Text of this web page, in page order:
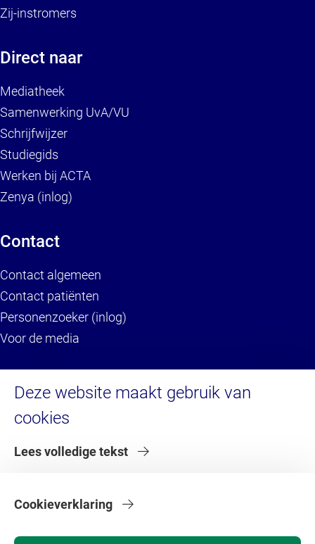
Deze website maakt gebruik van
cookies
Lees volledige tekst
Cookieverklaring
Zij-instromers
Direct naar
Mediatheek
Samenwerking UvA/VU
Schrijfwijzer
Studiegids
Werken bij ACTA
Zenya (inlog)
Contact
Contact algemeen
Contact patiënten
Personenzoeker (inlog)
Voor de media
Service
Brandportal/Huisstijl (inlog)
Servicedesk IT
Serviceportaal VU (voor externen)